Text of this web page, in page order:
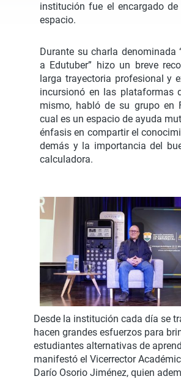
institución fue el encargado de
espacio.
Durante su charla denominada
a Edutuber” hizo un breve
larga trayectoria profesional y
incursionó en las plataformas
mismo, habló de su grupo en
cual es un espacio de ayuda
énfasis en compartir el
demás y la importancia del
calculadora.
Desde la institución cada día se
hacen grandes esfuerzos para
estudiantes alternativas de
manifestó el Vicerrector
Darío Osorio Jiménez, quien